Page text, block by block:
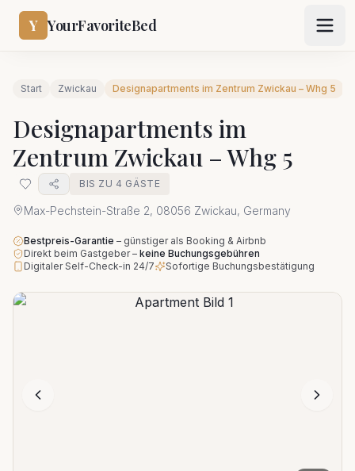
Y YourFavoriteBed
Start Zwickau Designapartments im Zentrum Zwickau – Whg 5
Designapartments im
Zentrum Zwickau – Whg 5
BIS ZU 4 GÄSTE
Max-Pechstein-Straße 2, 08056 Zwickau, Germany
Bestpreis-Garantie – günstiger als Booking & Airbnb
Direkt beim Gastgeber– keine Buchungsgebühren
Digitaler Self-Check-in 24/7
Sofortige Buchungsbestätigung